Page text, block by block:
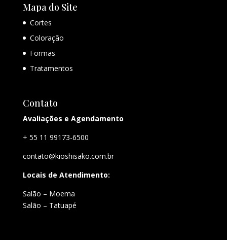
Mapa do Site
Cortes
Coloração
Formas
Tratamentos
Contato
Avaliações e Agendamento
+ 55 11 99173-6500
contato@kioshisako.com.br
Locais de Atendimento:
Salão – Moema
Salão – Tatuapé